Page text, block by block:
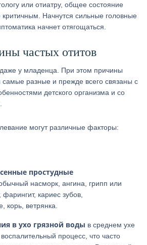
или отиатру, общее состояние
критичным. Начнутся сильные головные
начнет отягощаться.
частых отитов
у младенца. При этом причины
самые разные и прежде всего связаны с
детского организма и со
могут различные факторы:
простудные
насморк, ангина, грипп или
кариес зубов,
корь, ветрянка.
в ухо грязной воды в среднем ухе
процесс, что часто